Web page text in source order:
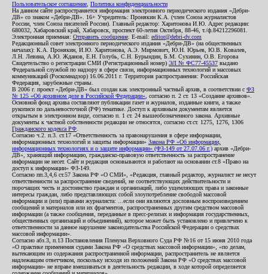
Пользовательское соглашение Политика конфиденциальности
На данном сайте распространяется информация электронного периодического издания «Дебри-
ДВ» со знаком «Дебри-ДВ». 16+ Учредитель: Пронякин К.А. (член Союза журналистов
России, член Союза писателей России). Главный редактор: Харитонова И.Ю. Адрес редакции:
680032, Хабаровский край, Хабаровск, проспект 60-летия Октября, 88-46, т./ф.84212296081.
Электронная приемная: Отправить сообщение . E-mail: editor@debri-dv.com
Редакционный совет электронного периодического издания «Дебри-ДВ» (на общественных
началах): К.А. Пронякин, И.Ю. Харитонова, А.Э. Мирмович, Ю.Н. Юрьев, Ю.В. Ковалев,
Л.Н. Левина, А.Ю. Жданов, Е.Н. Голубь, С.Н. Бурындин, Б.М. Сухинин, О.В. Егорова
Свидетельство о регистрации СМИ (Регистрационный номер) ЭЛ № ФС77-45537 выдано
Федеральной службой по надзору в сфере связи, информационных технологий и массовых
коммуникаций (Роскомнадзор) 16.06.2011 г. Территория распространения: Российская
Федерация, зарубежные страны.
В 2006 г. проект «Дебри-ДВ» был создан как электронный частный архив, в соответствии с ФЗ
№ 125 «Об архивном деле в Российской Федерации» , согласно п. 2 ст. 13 «Создание архивов».
Основной фонд архива составляют публикации газет и журналов, изданные книги, а также
рукописи по дальневосточной (РФ) тематике. Доступ к архивным документам является
открытым в электронном виде, согласно п. 1 ст. 24 вышеобозначенного закона. Архивные
документы к частной собственности редакции не относятся, согласно ст.ст. 1275, 1276, 1306
Гражданского кодекса РФ
Согласно ч.2. п.3. ст.17 «Ответственность за правонарушения в сфере информации,
информационных технологий и защиты информации» Закона РФ «Об информации,
информационных технологиях и о защите информации» (ФЗ-149 от 27.07.06 г.) архив «Дебри-
ДВ», хранящий информацию, гражданско-правовую ответственность за распространение
информации не несет. Сайт и редакция основываются и работают на основании ст.8 «Право на
доступ к информации» ФЗ-149.
Согласно пп.3,4,6 ст.57 Закона РФ «О СМИ», «Редакция, главный редактор, журналист не несут
ответственности за распространение сведений, не соответствующих действительности и
порочащих честь и достоинство граждан и организаций, либо ущемляющих права и законные
интересы граждан, либо представляющих собой злоупотребление свободой массовой
информации и (или) правами журналиста: ...если они являются дословным воспроизведением
сообщений и материалов или их фрагментов, распространенных другим средством массовой
информации (а также сообщения, переданные в пресс-релизах и информация государственных,
общественных организаций и объединений), которое может быть установлено и привлечено к
ответственности за данное нарушение законодательства Российской Федерации о средствах
массовой информации».
Согласно абз.3, п.13 Постановления Пленума Верховного Суда РФ №16 от 15 июня 2010 года
«О практике применения судами Закона РФ «О средствах массовой информации», «по делам,
вытекающим из содержания распространенной информации, распространитель не является
надлежащим ответчиком, поскольку исходя из положений Закона РФ «О средствах массовой
информации» не вправе вмешиваться в деятельность редакции, в ходе которой определяется